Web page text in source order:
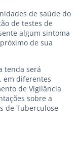
de saúde do
de testes de
algum sintoma
de sua
tenda será
em diferentes
de Vigilância
sobre a
de Tuberculose